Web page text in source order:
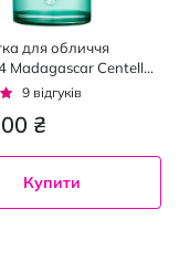
для обличчя
Madagascar Centella
Relief Ampoule з
та чайним деревом
9 відгуків
₴
Купити